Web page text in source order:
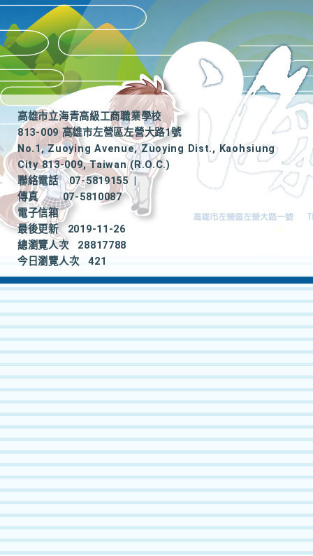
高雄市立海青高級工商職業學校
813-009 高雄市左營區左營大路1號
No.1, Zuoying Avenue, Zuoying Dist., Kaohsiung
City 813-009, Taiwan (R.O.C.)
聯絡電話
07-5819155
|
傳真
07-5810087
電子信箱
最後更新
2019-11-26
總瀏覽人次
28817788
今日瀏覽人次
421